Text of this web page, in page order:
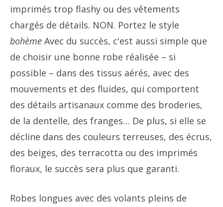
imprimés trop flashy ou des vêtements
chargés de détails. NON. Portez le style
bohème Avec du succès, c'est aussi simple que
de choisir une bonne robe réalisée – si
possible – dans des tissus aérés, avec des
mouvements et des fluides, qui comportent
des détails artisanaux comme des broderies,
de la dentelle, des franges… De plus, si elle se
décline dans des couleurs terreuses, des écrus,
des beiges, des terracotta ou des imprimés
floraux, le succès sera plus que garanti.
Robes longues avec des volants pleins de